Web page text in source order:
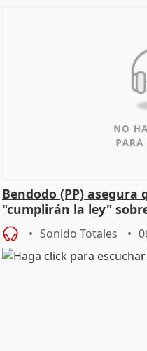
Bendodo (PP) asegura
"cumplirán la ley"
Sonido Totales